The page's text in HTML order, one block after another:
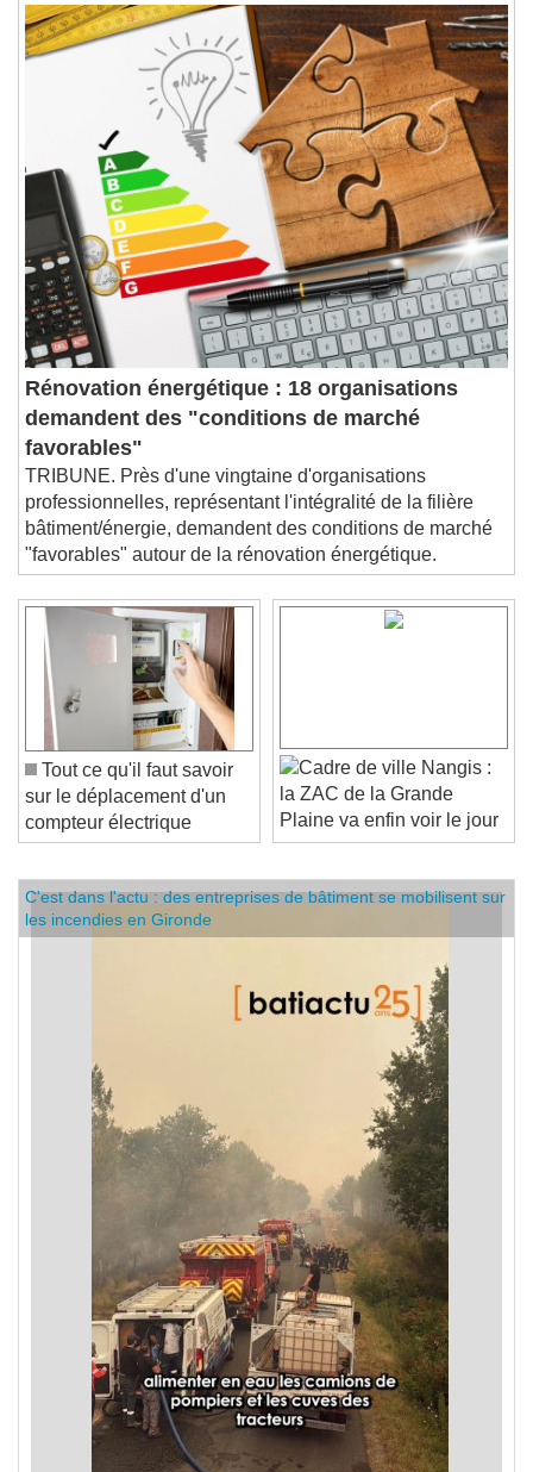
Rénovation énergétique : 18 organisations
demandent des "conditions de marché
favorables"
TRIBUNE. Près d'une vingtaine d'organisations
professionnelles, représentant l'intégralité de la filière
bâtiment/énergie, demandent des conditions de marché
"favorables" autour de la rénovation énergétique.
Tout ce qu'il faut savoir
sur le déplacement d'un
compteur électrique
Nangis :
la ZAC de la Grande
Plaine va enfin voir le jour
C'est dans l'actu : des entreprises de bâtiment se mobilisent sur
les incendies en Gironde